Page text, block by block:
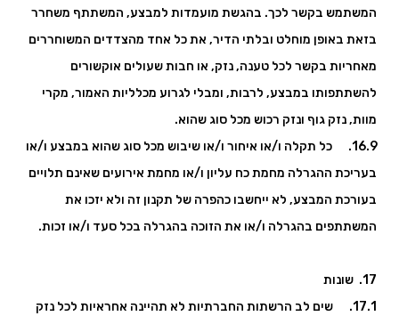
המשתמש בקשר לכך. בהגשת מועמדות למבצע, המשתתף משחרר
בזאת באופן מוחלט ובלתי הדיר, את כל אחד מהצדדים המשוחררים
מאחריות בקשר לכל טענה, נזק, או חבות שעולים אוקשורים
להשתתפותו במבצע, לרבות, ומבלי לגרוע מכלליות האמור, מקרי
מוות, נזק גוף ונזק רכוש מכל סוג שהוא.
16.9. כל תקלה ו/או איחור ו/או שיבוש מכל סוג שהוא במבצע ו/או
בעריכת ההגרלה מחמת כח עליון ו/או מחמת אירועים שאינם תלויים
בעורכת המבצע, לא ייחשבו כהפרה של תקנון זה ולא יזכו את
המשתתפים בהגרלה ו/או את הזוכה בהגרלה בכל סעד ו/או זכות.
17. שונות
17.1. שים לב הרשתות החברתיות לא תהיינה אחראיות לכל נזק